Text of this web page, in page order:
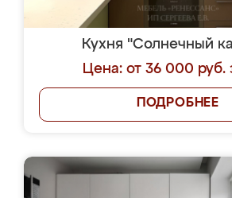
Кухня "Солнечный
Цена: от 36 000 руб.
ПОДРОБНЕЕ